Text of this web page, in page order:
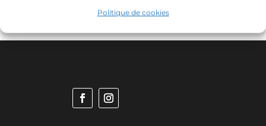
Politique de cookies